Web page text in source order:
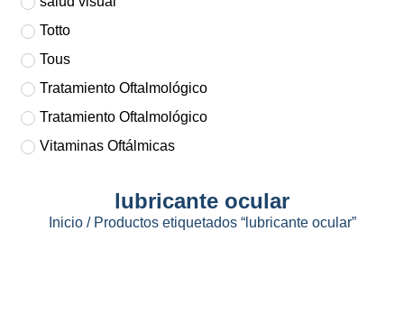
Totto
Tous
Tratamiento Oftalmológico
Tratamiento Oftalmológico
Vitaminas Oftálmicas
lubricante ocular
Inicio/ Productos etiquetados “lubricante ocular”